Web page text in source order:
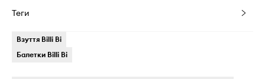
Теги
Взуття Billi Bi
Балетки Billi Bi